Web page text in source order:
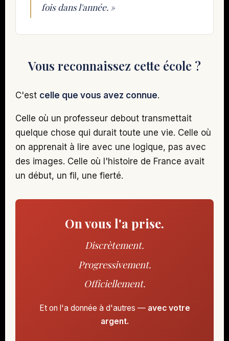
fois dans l'année. »
Vous reconnaissez cette école ?
C'est celle que vous avez connue.
Celle où un professeur debout transmettait
quelque chose qui durait toute une vie. Celle où
on apprenait à lire avec une logique, pas avec
des images. Celle où l'histoire de France avait
un début, un fil, une fierté.
On vous l'a prise.
Discrètement.
Progressivement.
Officiellement.
Et on l'a donnée à d'autres — avec votre
argent.